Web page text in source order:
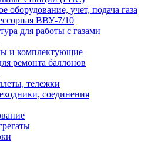
оборудование, учет, подача газа
ВВУ-7/10
для работы с газами
и комплектующие
ремонта баллонов
тележки
соединения